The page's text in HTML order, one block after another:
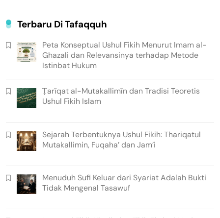
Terbaru Di Tafaqquh
Peta Konseptual Ushul Fikih Menurut Imam al-
Ghazali dan Relevansinya terhadap Metode
Istinbat Hukum
Ṭarīqat al-Mutakallimīn dan Tradisi Teoretis
Ushul Fikih Islam
Sejarah Terbentuknya Ushul Fikih: Thariqatul
Mutakallimin, Fuqaha’ dan Jam’i
Menuduh Sufi Keluar dari Syariat Adalah Bukti
Tidak Mengenal Tasawuf